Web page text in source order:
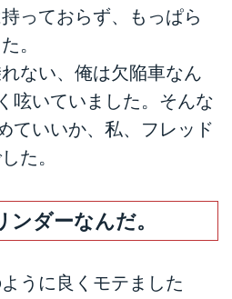
っておらず、もっぱら
。
ない、俺は欠陥車なん
呟いていました。そんな
ていいか、私、フレッド
た。
ダーなんだ。
うに良くモテました